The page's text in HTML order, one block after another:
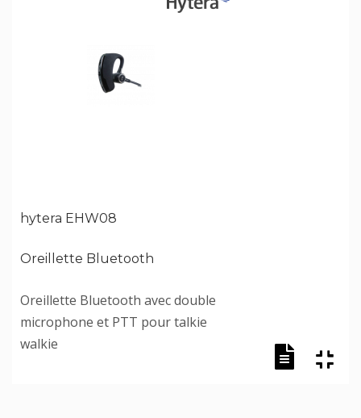
hytera EHW08
Oreillette Bluetooth
Oreillette Bluetooth avec double
microphone et PTT pour talkie
walkie